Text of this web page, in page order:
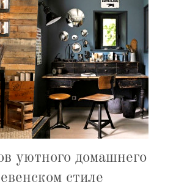
уютного домашнего
стиле